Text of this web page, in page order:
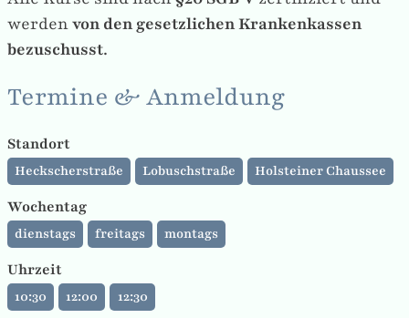
werdenvon den gesetzlichen Krankenkassen
bezuschusst.
Termine & Anmeldung
Standort
Heckscherstraße Lobuschstraße Holsteiner Chaussee
Wochentag
dienstags freitags montags
Uhrzeit
10:30 12:00 12:30